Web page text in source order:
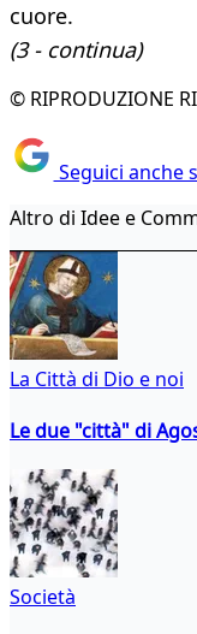
cuore.
(3 - continua)
© RIPRODUZIONE
Seguici anche
Altro di Idee e
La Città di Dio e noi
Le due "città" di
Società